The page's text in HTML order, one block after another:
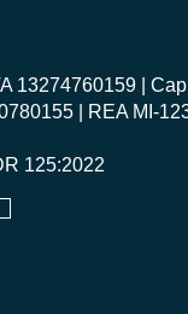
13274760159 |
| REA MI-
125:2022